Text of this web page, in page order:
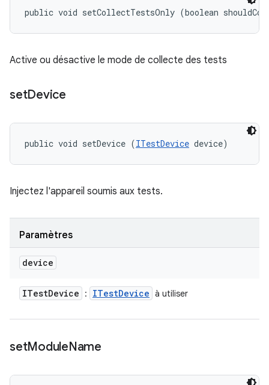
public void setCollectTestsOnly (boolean
Active ou désactive le mode de collecte des tests
setDevice
public void setDevice (ITestDevice device)
Injectez l'appareil soumis aux tests.
Paramètres
device
ITestDevice : ITestDevice à utiliser
setModuleName